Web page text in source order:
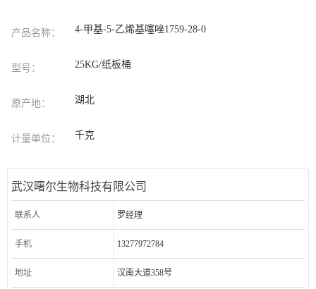
产品名称： 4-甲基-5-乙烯基噻唑1759-28-0
型号： 25KG/纸板桶
原产地： 湖北
计量单位： 千克
武汉曙尔生物科技有限公司
联系人 罗经理
手机 13277972784
地址 汉南大道358号